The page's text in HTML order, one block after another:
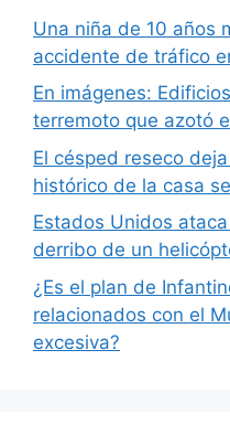
Una niña de 10 años
accidente de tráfico
En imágenes:
terremoto que azotó
El césped reseco
histórico de la casa
Estados Unidos
derribo de un
¿Es el plan de
relacionados con el
excesiva?